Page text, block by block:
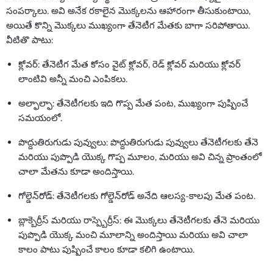
సంపర్కాలు. అవి అనేక రకాలైన మొక్కలను ఆహారంగా తీసుకుంటాయి,
అయితే కొన్ని మొక్కలు ముఖ్యంగా తేనెటీగ మేతకు బాగా సరిపోతాయి.
వీటితొ పాటు:
క్లోవర్: తేనెటీగ మేత కోసం వైట్ క్లోవర్, రెడ్ క్లోవర్ మరియు క్లోవర్
లాంటివి అన్నీ మంచి ఎంపికలు.
అల్ఫాల్ఫా: తేనెటీగలకు ఇది గొప్ప మేత పంట, ముఖ్యంగా పుష్పించే
సమయంలో.
పొద్దుతిరుగుడు పువ్వులు: పొద్దుతిరుగుడు పువ్వులు తేనెటీగలకు తేనె
మరియు పుప్పొడి యొక్క గొప్ప మూలం, మరియు అవి చిన్న ప్రాంతంలో
చాలా మేతను కూడా అందిస్తాయి.
గోల్డెన్‌రోడ్: తేనెటీగలకు గోల్డెన్‌రోడ్ అనేది ఆలస్య-కాలపు మేత పంట.
బ్లాక్బెర్రీస్ మరియు రాస్ప్బెర్రీస్: ఈ మొక్కలు తేనెటీగలకు తేనె మరియు
పుప్పొడి యొక్క మంచి మూలాన్ని అందిస్తాయి మరియు అవి చాలా
కాలం పాటు పుష్పించే కాలం కూడా కలిగి ఉంటాయి.